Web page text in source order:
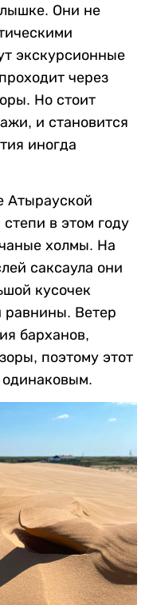
Они не
экскурсионные
через
Но стоит
и становится
иногда
Атырауской
в этом году
холмы. На
саксаула они
кусочек
равнины. Ветер
барханов,
поэтому этот